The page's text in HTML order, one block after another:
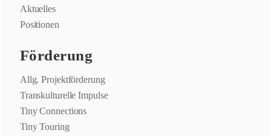
Aktuelles
Positionen
Förderung
Allg. Projektförderung
Transkulturelle Impulse
Tiny Connections
Tiny Touring